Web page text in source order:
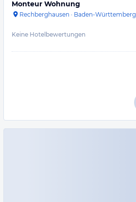
Monteur Wohnung
Rechberghausen · Baden-Württemberg
Keine Hotelbewertungen